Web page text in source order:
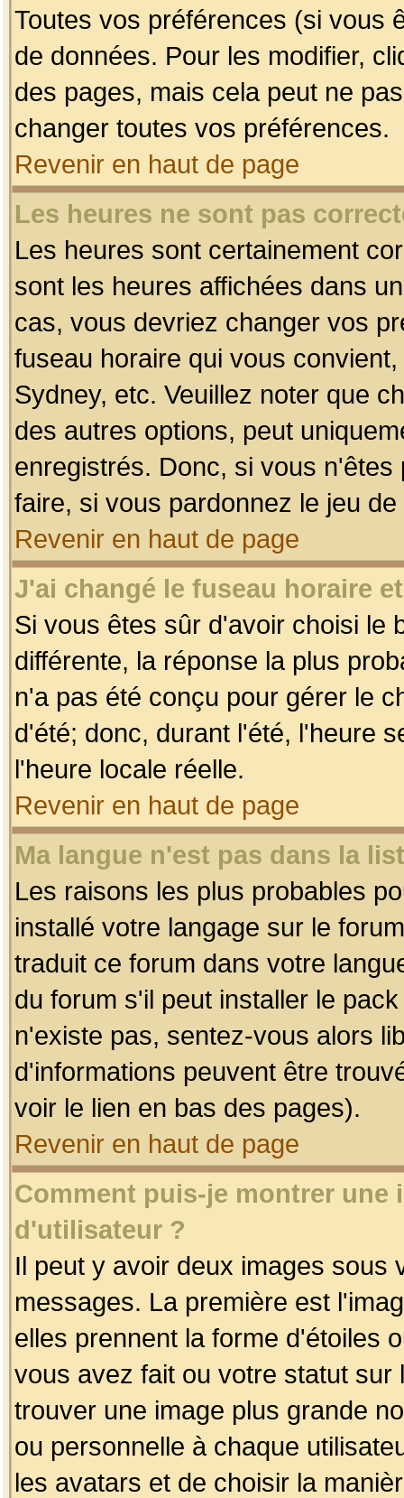
Toutes vos préférences (si vous
de données. Pour les modifier,
des pages, mais cela peut ne
changer toutes vos préférences.
Revenir en haut de page
Les heures ne sont pas
Les heures sont certainement
sont les heures affichées dans
cas, vous devriez changer vos
fuseau horaire qui vous
Sydney, etc. Veuillez noter que
des autres options, peut
enregistrés. Donc, si vous
faire, si vous pardonnez le jeu
Revenir en haut de page
J'ai changé le fuseau horaire
Si vous êtes sûr d'avoir choisi le
différente, la réponse la plus
n'a pas été conçu pour gérer le
d'été; donc, durant l'été, l'heure
l'heure locale réelle.
Revenir en haut de page
Ma langue n'est pas dans la
Les raisons les plus probables
installé votre langage sur le
traduit ce forum dans votre
du forum s'il peut installer le
n'existe pas, sentez-vous alors
d'informations peuvent être
voir le lien en bas des pages).
Revenir en haut de page
Comment puis-je montrer une
d'utilisateur ?
Il peut y avoir deux images sous
messages. La première est
elles prennent la forme d'étoiles
vous avez fait ou votre statut
trouver une image plus grande
ou personnelle à chaque
les avatars et de choisir la